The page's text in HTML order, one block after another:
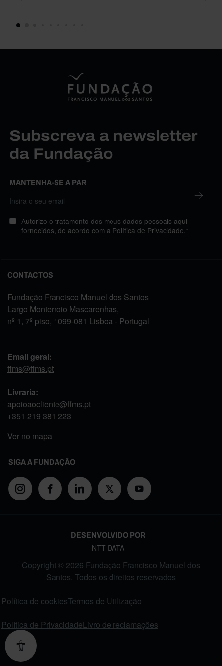
Subscreva a newsletter
da Fundação
MANTENHA-SE A PAR
Autorizo o tratamento dos meus dados pessoais aqui
fornecidos, de acordo com a Política de Privacidade .*
CONTACTOS
Fundação Francisco Manuel dos Santos
Largo Monterroio Mascarenhas,
nº 1, 7º piso, 1099-081 Lisboa - Portugal
Email geral:
ffms@ffms.pt
Livraria:
apoioaocliente@ffms.pt
+351 219 381 223
Ver no mapa
SIGA A FUNDAÇÃO
DESENVOLVIDO POR
NTT DATA
Copyright © 2026 Fundação Francisco Manuel dos
Santos. Todos os direitos reservados
Política de cookiesTermos de Utilização
Política de PrivacidadeLivro de reclamações